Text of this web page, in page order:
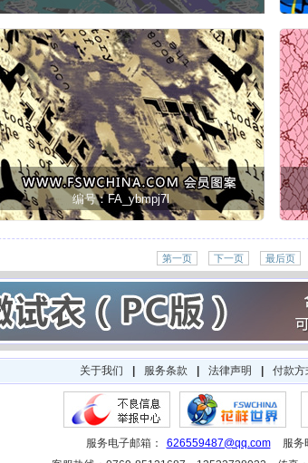
编号：FA_ybmpj7l
第一页 下一页 最后页
关于我们 服务条款 法律声明 付款方
服务电子邮箱： 626559487@qq.com
服务